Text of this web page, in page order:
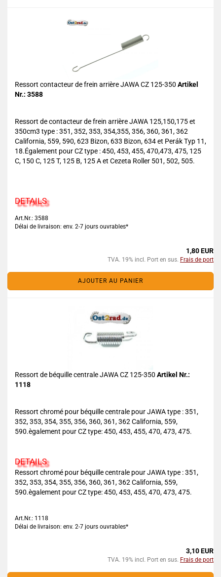
Ressort contacteur de frein arrière JAWA CZ 125-350 Artikel
Nr.: 3588
Ressort de contacteur de frein arrière JAWA 125,150,175 et
350cm3 type : 351, 352, 353, 354,355, 356, 360, 361, 362
California, 559, 590, 623 Bizon, 633 Bizon, 634 et Perák Typ 11,
18.Également pour CZ type : 450, 453, 455, 470,473, 475, 125
C, 150 C, 125 T, 125 B, 125 A et Cezeta Roller 501, 502, 505.
DETAILS
Art.Nr.: 3588
Délai de livraison: env. 2-7 jours ouvrables*
1,80 EUR
TVA. 19% incl. Port en sus. Frais de port
AJOUTER AU PANIER
Ressort de béquille centrale JAWA CZ 125-350 Artikel Nr.:
1118
Ressort chromé pour béquille centrale pour JAWA type : 351,
352, 353, 354, 355, 356, 360, 361, 362 California, 559,
590.ègalement pour CZ type: 450, 453, 455, 470, 473, 475.
DETAILS
Ressort chromé pour béquille centrale pour JAWA type : 351,
352, 353, 354, 355, 356, 360, 361, 362 California, 559,
590.ègalement pour CZ type: 450, 453, 455, 470, 473, 475.
Art.Nr.: 1118
Délai de livraison: env. 2-7 jours ouvrables*
3,10 EUR
TVA. 19% incl. Port en sus. Frais de port